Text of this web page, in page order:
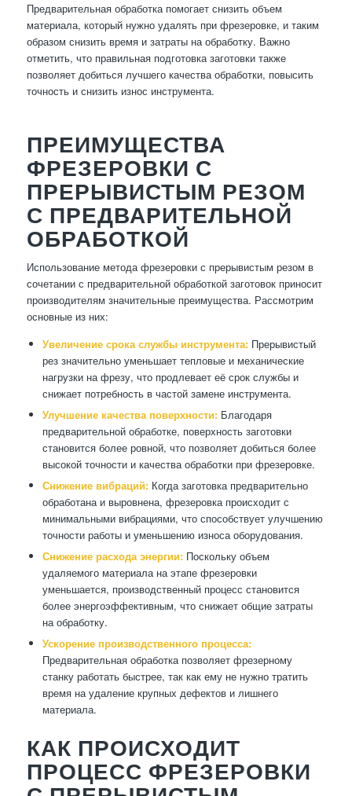
Предварительная обработка помогает снизить объем
материала, который нужно удалять при фрезеровке, и таким
образом снизить время и затраты на обработку. Важно
отметить, что правильная подготовка заготовки также
позволяет добиться лучшего качества обработки, повысить
точность и снизить износ инструмента.
ПРЕИМУЩЕСТВА
ФРЕЗЕРОВКИ С
ПРЕРЫВИСТЫМ РЕЗОМ
С ПРЕДВАРИТЕЛЬНОЙ
ОБРАБОТКОЙ
Использование метода фрезеровки с прерывистым резом в
сочетании с предварительной обработкой заготовок приносит
производителям значительные преимущества. Рассмотрим
основные из них:
Увеличение срока службы инструмента:Прерывистый
рез значительно уменьшает тепловые и механические
нагрузки на фрезу, что продлевает её срок службы и
снижает потребность в частой замене инструмента.
Улучшение качества поверхности:Благодаря
предварительной обработке, поверхность заготовки
становится более ровной, что позволяет добиться более
высокой точности и качества обработки при фрезеровке.
Снижение вибраций:Когда заготовка предварительно
обработана и выровнена, фрезеровка происходит с
минимальными вибрациями, что способствует улучшению
точности работы и уменьшению износа оборудования.
Снижение расхода энергии:Поскольку объем
удаляемого материала на этапе фрезеровки
уменьшается, производственный процесс становится
более энергоэффективным, что снижает общие затраты
на обработку.
Ускорение производственного процесса:
Предварительная обработка позволяет фрезерному
станку работать быстрее, так как ему не нужно тратить
время на удаление крупных дефектов и лишнего
материала.
КАК ПРОИСХОДИТ
ПРОЦЕСС ФРЕЗЕРОВКИ